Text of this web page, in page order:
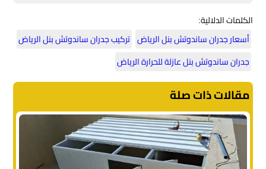
الكلمات الدلالية:
أسعار جدران ساندوتش بنل الرياض تركيب جدران ساندوتش بنل الرياض
جدران ساندوتش بنل عازلة للحرارة الرياض
مقالات ذات صلة